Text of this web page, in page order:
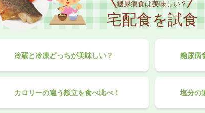
糖尿病食は美味しい？
宅配食を試食
冷蔵と冷凍どっちが美味しい？ 糖尿病
カロリーの違う献立を食べ比べ！ 塩分の